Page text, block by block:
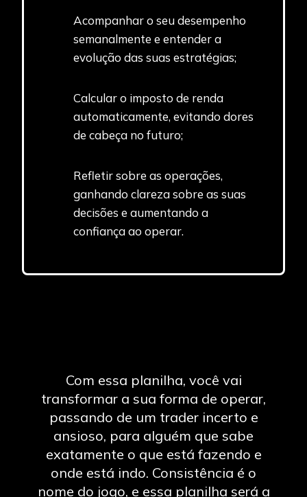
Acompanhar o seu desempenho
semanalmente e entender a
evolução das suas estratégias;
Calcular o imposto de renda
automaticamente, evitando dores
de cabeça no futuro;
Refletir sobre as operações,
ganhando clareza sobre as suas
decisões e aumentando a
confiança ao operar.
Com essa planilha, você vai
transformar a sua forma de operar,
passando de um trader incerto e
ansioso, para alguém que sabe
exatamente o que está fazendo e
onde está indo. Consistência é o
nome do jogo, e essa planilha será a